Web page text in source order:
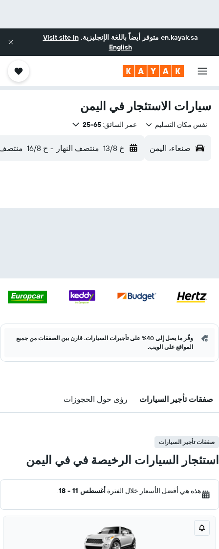
en.kayak.sa متوفر أيضاً باللغة الإنجليزية.Visit site in
English
سيارات الاستئجار في اليمن
نفس مكان التسليم عمر السائق:65-25
صنعاء، اليمن خ 13/8 منتصف النهار - ح 16/8 منتصف
وفّر ما يصل إلى 40% على تأجيرات السيارات. قارن بين الصفقات من جميع
المواقع على الويب.
صفقات تأجير السيارات رؤى حول الحجوزات
صفقات تأجير السيارات
استئجار السيارات الرخيصة في في اليمن
هذه هي أفضل الأسعار خلال الفترة أغسطس 11 - 18 .